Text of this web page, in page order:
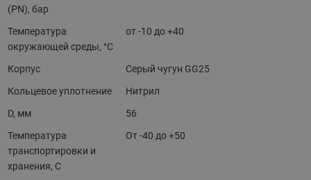
(PN), бар
Температура
окружающей среды, °С
от -10 до +40
Корпус
Серый чугун GG25
Кольцевое уплотнение
Нитрил
D, мм
56
Температура
транспортировки и
хранения, С
От -40 до +50